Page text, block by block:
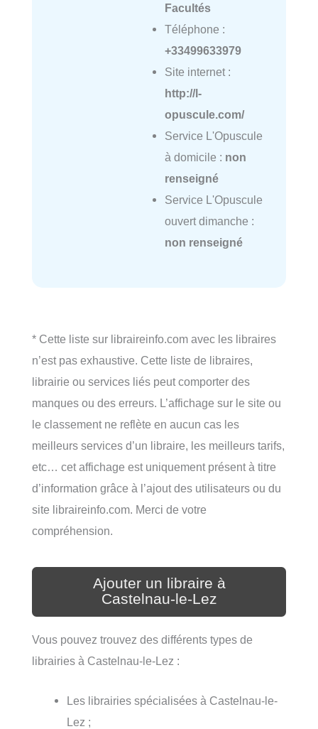
Facultés
Téléphone :
+33499633979
Site internet :
http://l-
opuscule.com/
Service L'Opuscule
à domicile : non
renseigné
Service L'Opuscule
ouvert dimanche :
non renseigné
* Cette liste sur libraireinfo.com avec les libraires
n’est pas exhaustive. Cette liste de libraires,
librairie ou services liés peut comporter des
manques ou des erreurs. L’affichage sur le site ou
le classement ne reflète en aucun cas les
meilleurs services d’un libraire, les meilleurs tarifs,
etc… cet affichage est uniquement présent à titre
d’information grâce à l’ajout des utilisateurs ou du
site libraireinfo.com. Merci de votre
compréhension.
Ajouter un libraire à
Castelnau-le-Lez
Vous pouvez trouvez des différents types de
librairies à Castelnau-le-Lez :
Les librairies spécialisées à Castelnau-le-
Lez ;